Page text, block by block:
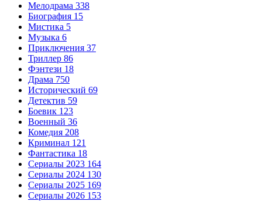
Мелодрама 338
Биография 15
Мистика 5
Музыка 6
Приключения 37
Триллер 86
Фэнтези 18
Драма 750
Исторический 69
Детектив 59
Боевик 123
Военный 36
Комедия 208
Криминал 121
Фантастика 18
Сериалы 2023 164
Сериалы 2024 130
Сериалы 2025 169
Сериалы 2026 153